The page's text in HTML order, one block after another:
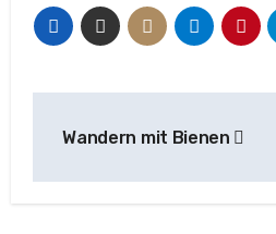
Wandern mit Bienen